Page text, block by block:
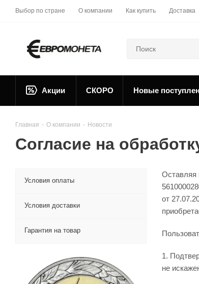
Выбор по стране О компании Как купить Доставка
Акции СКОРО Новые
Главная - О компании - Новости
Согласие на
Оставляя
от
1.
не
Условия оплаты
Условия доставки
Гарантия на товар